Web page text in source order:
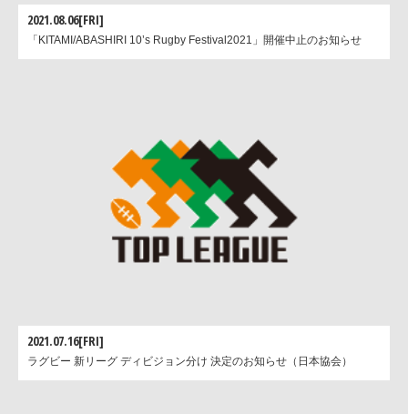
2021.08.06[FRI]
「KITAMI/ABASHIRI 10’s Rugby Festival2021」開催中止のお知らせ
2021.07.16[FRI]
ラグビー 新リーグ ディビジョン分け 決定のお知らせ（日本協会）